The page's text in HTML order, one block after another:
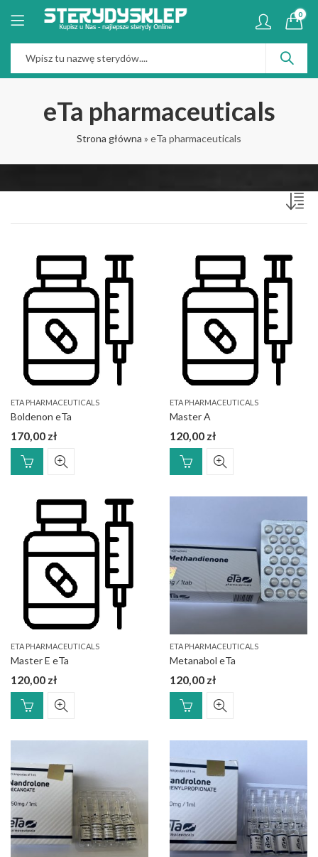
0
eTa pharmaceuticals
Strona główna » eTa pharmaceuticals
ETA PHARMACEUTICALS
Boldenon eTa
170,00 zł
ETA PHARMACEUTICALS
Master A
120,00 zł
ETA PHARMACEUTICALS
Master E eTa
120,00 zł
ETA PHARMACEUTICALS
Metanabol eTa
120,00 zł